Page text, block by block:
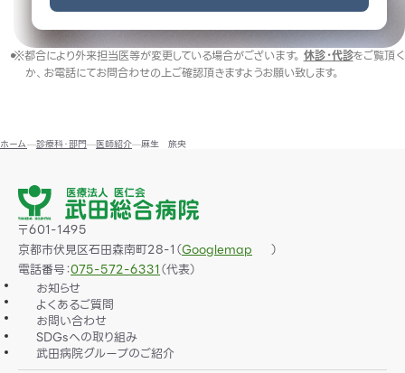
※都合により外来担当医等が変更している場合がございます。 休診・代診をご覧頂く
か、お電話にてお問合わせの上ご確認頂きますようお願い致します。
ホーム 診療科・部門 医師紹介 麻生 旅央
〒601-1495
京都市伏見区石田森南町28-1（Googlemap
）
電話番号：075-572-6331（代表）
お知らせ
よくあるご質問
お問い合わせ
SDGsへの取り組み
武田病院グループのご紹介